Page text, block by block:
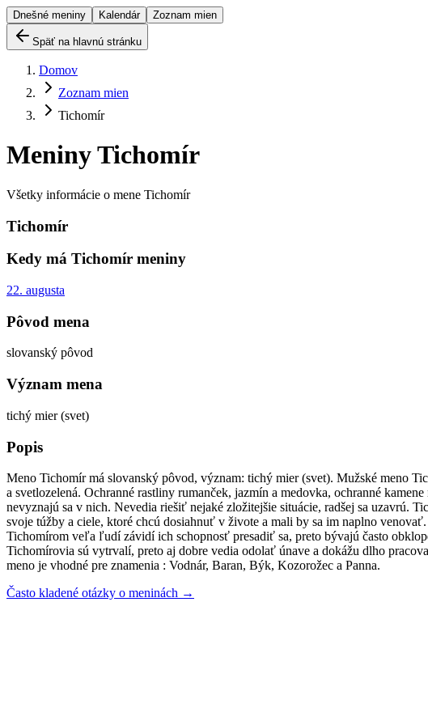
Dnešné meniny Kalendár Zoznam mien
Späť na hlavnú stránku
Domov
Zoznam mien
Tichomír
MeninyTichomír
Všetky informácie o mene Tichomír
Tichomír
Kedy má Tichomír meniny
22. augusta
Pôvod mena
slovanský pôvod
Význam mena
tichý mier (svet)
Popis
Meno Tichomír má slovanský pôvod, význam: tichý mier (svet). Mužské meno
a svetlozelená. Ochranné rastliny rumanček, jazmín a medovka, ochranné
nevyznajú sa v nich. Nevedia riešiť nejaké zložitejšie situácie, radšej sa
svoje túžby a ciele, ktoré chcú dosiahnuť v živote a mali by sa im naplno
Tichomírom veľa ľudí závidí ich schopnosť presadiť sa, preto bývajú často
Tichomírovia sú vytrvalí, preto aj dobre vedia odolať únave a dokážu dlho
meno je vhodné pre znamenia : Vodnár, Baran, Býk, Kozorožec a Panna.
Často kladené otázky o meninách →